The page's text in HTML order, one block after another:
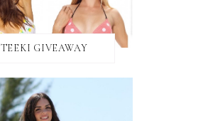
TEEKI GIVEAWAY